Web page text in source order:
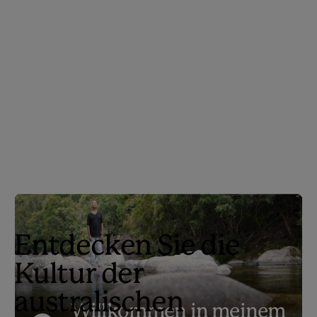
Willkommen in meinem
Entdecken Sie die
Kultur der
australischen